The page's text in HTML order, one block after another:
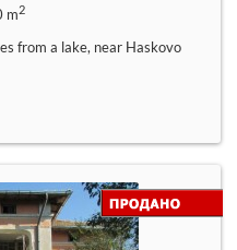
m2
from a lake, near Haskovo